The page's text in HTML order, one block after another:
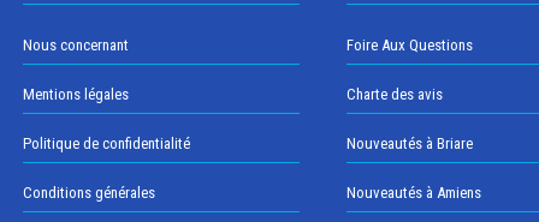
Nous concernant
Mentions légales
Politique de confidentialité
Conditions générales
Foire Aux Questions
Charte des avis
Nouveautés à Briare
Nouveautés à Amiens